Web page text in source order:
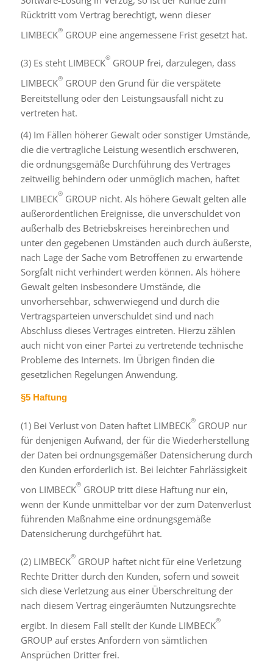
Rücktritt vom Vertrag berechtigt, wenn dieser
LIMBECK®GROUP eine angemessene Frist gesetzt hat.
(3) Es steht LIMBECK®GROUP frei, darzulegen, dass
LIMBECK®GROUP den Grund für die verspätete
Bereitstellung oder den Leistungsausfall nicht zu
vertreten hat.
(4) Im Fällen höherer Gewalt oder sonstiger Umstände,
die die vertragliche Leistung wesentlich erschweren,
die ordnungsgemäße Durchführung des Vertrages
zeitweilig behindern oder unmöglich machen, haftet
LIMBECK®GROUP nicht. Als höhere Gewalt gelten alle
außerordentlichen Ereignisse, die unverschuldet von
außerhalb des Betriebskreises hereinbrechen und
unter den gegebenen Umständen auch durch äußerste,
nach Lage der Sache vom Betroffenen zu erwartende
Sorgfalt nicht verhindert werden können. Als höhere
Gewalt gelten insbesondere Umstände, die
unvorhersehbar, schwerwiegend und durch die
Vertragsparteien unverschuldet sind und nach
Abschluss dieses Vertrages eintreten. Hierzu zählen
auch nicht von einer Partei zu vertretende technische
Probleme des Internets. Im Übrigen finden die
gesetzlichen Regelungen Anwendung.
§5 Haftung
(1) Bei Verlust von Daten haftet LIMBECK®GROUP nur
für denjenigen Aufwand, der für die Wiederherstellung
der Daten bei ordnungsgemäßer Datensicherung durch
den Kunden erforderlich ist. Bei leichter Fahrlässigkeit
von LIMBECK®GROUP tritt diese Haftung nur ein,
wenn der Kunde unmittelbar vor der zum Datenverlust
führenden Maßnahme eine ordnungsgemäße
Datensicherung durchgeführt hat.
(2) LIMBECK®GROUP haftet nicht für eine Verletzung
Rechte Dritter durch den Kunden, sofern und soweit
sich diese Verletzung aus einer Überschreitung der
nach diesem Vertrag eingeräumten Nutzungsrechte
ergibt. In diesem Fall stellt der Kunde LIMBECK®
GROUP auf erstes Anfordern von sämtlichen
Ansprüchen Dritter frei.